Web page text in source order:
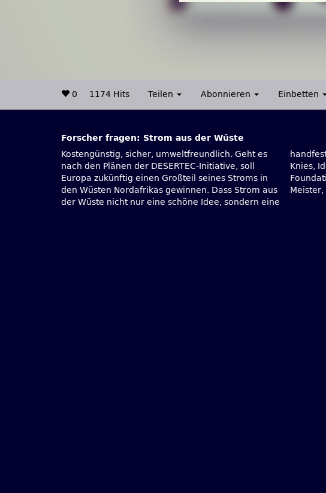
0 1174 Hits Teilen Abonnieren Einbetten
Forscher fragen: Strom aus der Wüste
Kostengünstig, sicher, umweltfreundlich. Geht es
nach den Plänen der DESERTEC-Initiative, soll
Europa zukünftig einen Großteil seines Stroms in
den Wüsten Nordafrikas gewinnen. Dass Strom aus
der Wüste nicht nur eine schöne Idee, sondern eine
handfeste Zukunftsvision ist, zeigte Dr. Gerhard
Knies, Ideengeber und Mitgründer der DESERTEC
Foundation, am 24. Oktober im Gespräch mit Martin